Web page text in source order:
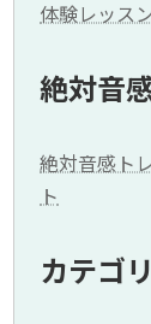
体験レッス
絶対音
絶対音感ト
ト
カテゴ